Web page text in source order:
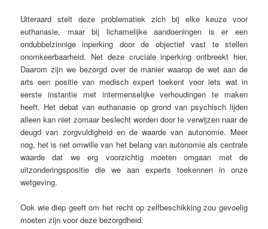
Uiteraard stelt deze problematiek zich bij elke keuze voor
euthanasie, maar bij lichamelijke aandoeningen is er een
ondubbelzinnige inperking door de objectief vast te stellen
onomkeerbaarheid. Net deze cruciale inperking ontbreekt hier.
Daarom zijn we bezorgd over de manier waarop de wet aan de
arts een positie van medisch expert toekent voor iets wat in
eerste instantie met intermenselijke verhoudingen te maken
heeft. Het debat van euthanasie op grond van psychisch lijden
alleen kan niet zomaar beslecht worden door te verwijzen naar de
deugd van zorgvuldigheid en de waarde van autonomie. Meer
nog, het is net omwille van het belang van autonomie als centrale
waarde dat we erg voorzichtig moeten omgaan met de
uitzonderingspositie die we aan experts toekennen in onze
wetgeving.
Ook wie diep geeft om het recht op zelfbeschikking zou gevoelig
moeten zijn voor deze bezorgdheid.